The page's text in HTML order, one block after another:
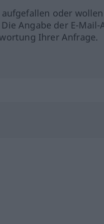
oder
Angabe der E-
Ihrer Anfrage.